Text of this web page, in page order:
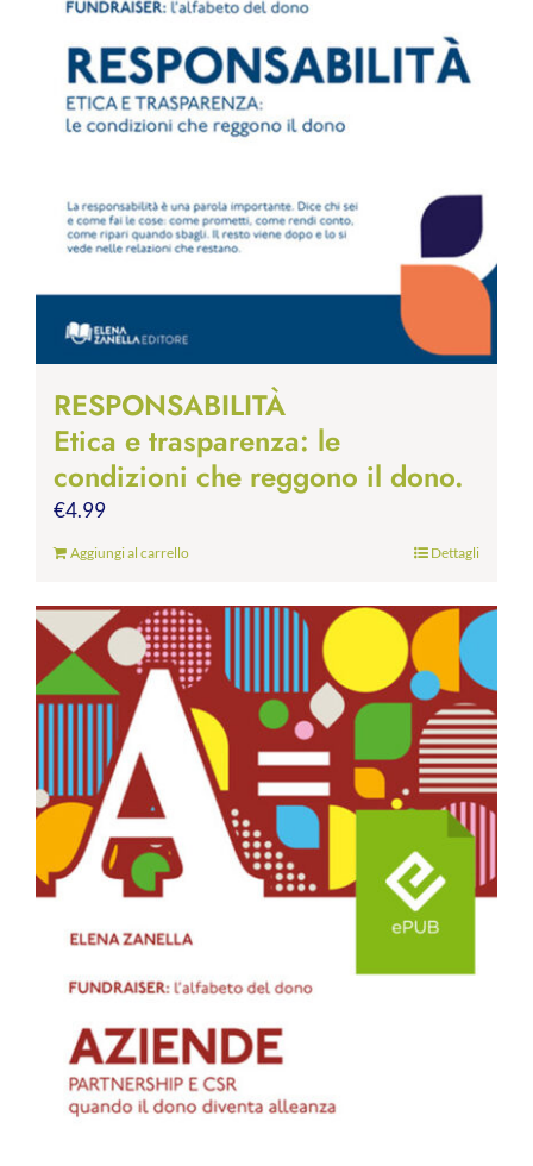
RESPONSABILITÀ
Etica e trasparenza: le
condizioni che reggono il dono.
€4.99
Aggiungi al carrello Dettagli